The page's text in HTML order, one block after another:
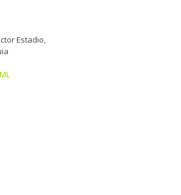
Estadio,